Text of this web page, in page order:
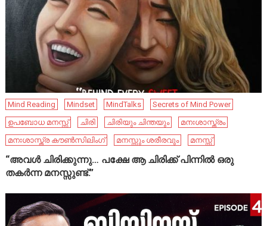
Mind Reading Mindset MindTalks
Secrets of Mind Power
ഉപബോധ മനസ്സ്
ചിരി ചിരിയും ചിന്തയും
മനഃശാസ്ത്രം
മനഃശാസ്ത്ര കൗൺസിലിംഗ്
മനസ്സും ശരീരവും മനസ്സ്
“അവൾ ചിരിക്കുന്നു… പക്ഷേ ആ ചിരിക്ക് പിന്നിൽ ഒരു
തകർന്ന മനസ്സുണ്ട്.”